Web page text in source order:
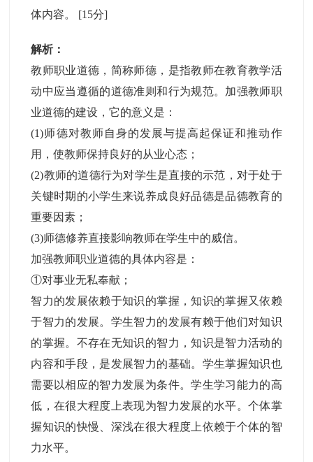
体内容。 [15分]
解析：
教师职业道德，简称师德，是指教师在教育教学活
动中应当遵循的道德准则和行为规范。加强教师职
业道德的建设，它的意义是：
(1)师德对教师自身的发展与提高起保证和推动作
用，使教师保持良好的从业心态；
(2)教师的道德行为对学生是直接的示范，对于处于
关键时期的小学生来说养成良好品德是品德教育的
重要因素；
(3)师德修养直接影响教师在学生中的威信。
加强教师职业道德的具体内容是：
①对事业无私奉献；
智力的发展依赖于知识的掌握，知识的掌握又依赖
于智力的发展。学生智力的发展有赖于他们对知识
的掌握。不存在无知识的智力，知识是智力活动的
内容和手段，是发展智力的基础。学生掌握知识也
需要以相应的智力发展为条件。学生学习能力的高
低，在很大程度上表现为智力发展的水平。个体掌
握知识的快慢、深浅在很大程度上依赖于个体的智
力水平。